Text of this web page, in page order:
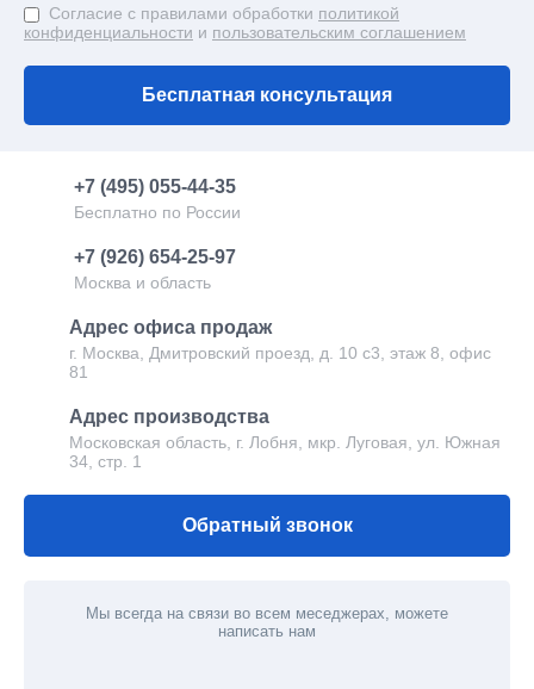
Модульные лаборатории
Согласие с правилами обработки политикой
конфиденциальности и пользовательским соглашением
Бесплатная консультация
Мы всегда на связи во всем меседжерах, можете
написать нам
Адрес офиса продаж
г. Москва, Дмитровский проезд, д. 10 с3, этаж 8, офис
81
Адрес производства
Московская область, г. Лобня, мкр. Луговая, ул. Южная
34, стр. 1
+7 (495) 055-44-35
Бесплатно по России
+7 (926) 654-25-97
Москва и область
Обратный звонок